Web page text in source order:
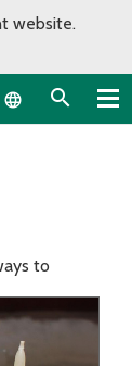
website.
Language
to